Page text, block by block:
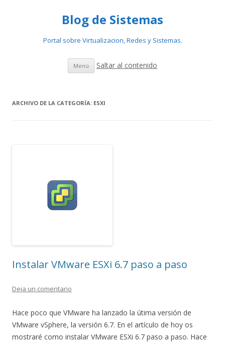
Blog de Sistemas
Portal sobre Virtualizacion, Redes y Sistemas.
Menú Saltar al contenido
ARCHIVO DE LA CATEGORÍA: ESXI
Instalar VMware ESXi 6.7 paso a paso
Deja un comentario
Hace poco que VMware ha lanzado la útima versión de
VMware vSphere, la versión 6.7. En el artículo de hoy os
mostraré como instalar VMware ESXi 6.7 paso a paso. Hace